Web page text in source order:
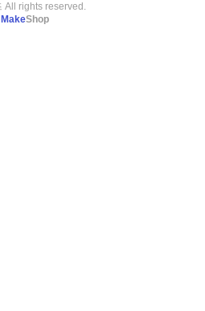
All rights reserved.
MakeShop